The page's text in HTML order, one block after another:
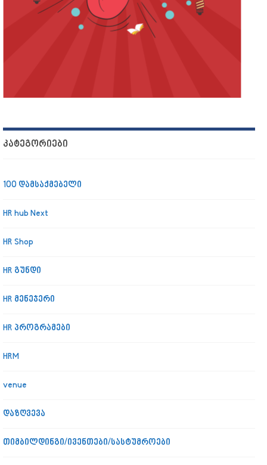
ᲙᲐᲢᲔᲒᲝᲠᲘᲔᲑᲘ
100 დამსაქმებელი
HR hub Next
HR Shop
HR გუნდი
HR მენეჯერი
HR პროგრამები
HRM
venue
დაზღვევა
თიმბილდინგი/ივენთები/სასტუმროები